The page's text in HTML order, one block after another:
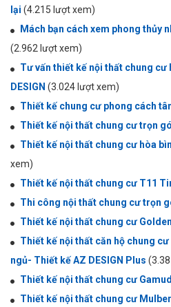
lại (4.215 lượt xem)
Mách bạn cách xem phong thủy
(2.962 lượt xem)
Tư vấn thiết kế nội thất chung cư
DESIGN (3.024 lượt xem)
Thiết kế chung cư phong cách
Thiết kế nội thất chung cư trọn
Thiết kế nội thất chung cư hòa
xem)
Thiết kế nội thất chung cư T11
Thi công nội thất chung cư trọn
Thiết kế nội thất chung cư
Thiết kế nội thất căn hộ chung
ngủ- Thiết kế AZ DESIGN Plus
Thiết kế nội thất chung cư
Thiết kế nội thất chung cư